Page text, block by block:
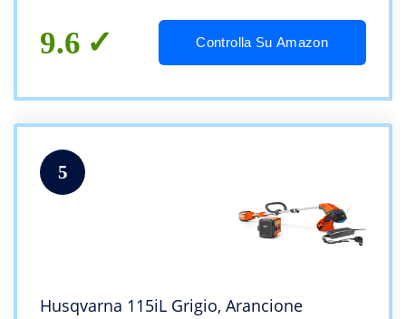
9.6 Controlla Su Amazon
5
Husqvarna 115iL Grigio, Arancione